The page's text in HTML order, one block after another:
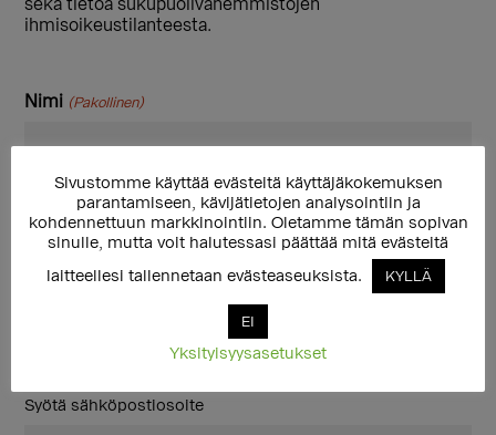
sekä tietoa sukupuolivähemmistöjen
ihmisoikeustilanteesta.
Nimi (Pakollinen)
Etunimi
Sukunimi
Syötä sähköpostiosoite
Sivustomme käyttää evästeitä käyttäjäkokemuksen
parantamiseen, kävijätietojen analysointiin ja
kohdennettuun markkinointiin. Oletamme tämän sopivan
sinulle, mutta voit halutessasi päättää mitä evästeitä
laitteellesi tallennetaan evästeaseuksista.
KYLLÄ
EI
Yksityisyysasetukset